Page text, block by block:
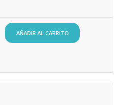
AÑADIR AL CARRITO